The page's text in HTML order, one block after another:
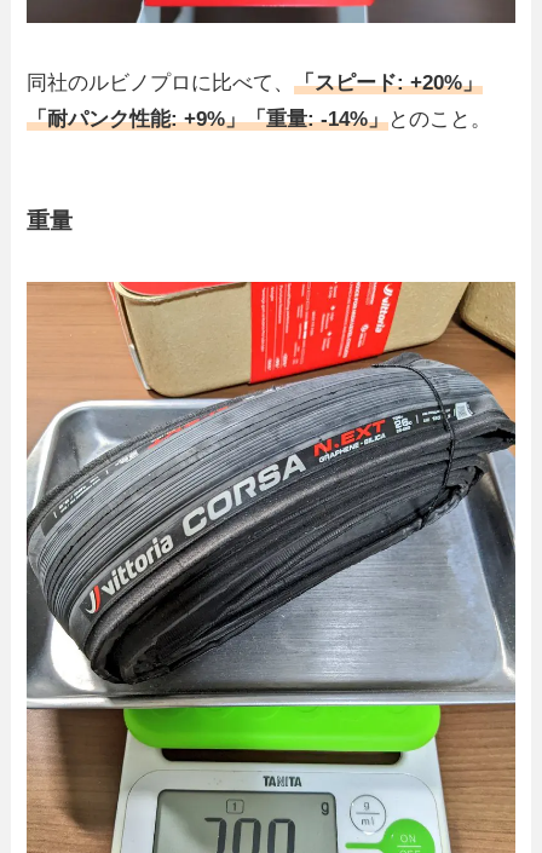
同社のルビノプロに比べて、「スピード: +20%」
「耐パンク性能: +9%」「重量: -14%」とのこと。
重量